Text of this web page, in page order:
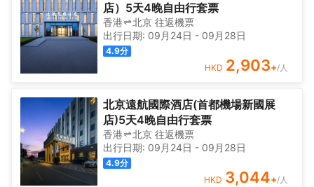
店）5天4晚自由行套票
香港 北京 往返機票
出行日期: 09月24日 - 09月28日
4.9分
HKD 2,903+/人
北京遠航國際酒店(首都機場新國展
店)5天4晚自由行套票
香港 北京 往返機票
出行日期: 09月24日 - 09月28日
4.9分
HKD 3,044+/人